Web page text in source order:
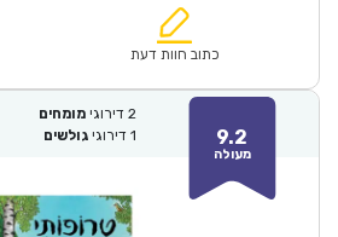
₪61.00.
הוא:
כתוב חוות דעת
9.2
מעולה
2 דירוגי מומחים
1 דירוגי גולשים